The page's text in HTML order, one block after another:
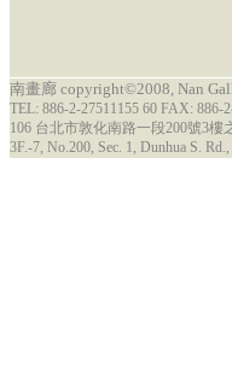
南畫廊 copyright©2008, Nan
TEL: 886-2-27511155 60 FAX: 886-
106 台北市敦化南路一段200號3樓
3F.-7, No.200, Sec. 1, Dunhua S.